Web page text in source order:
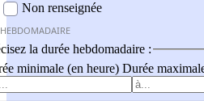
Non renseignée
la durée hebdomadaire :
minimale (en heure) Durée